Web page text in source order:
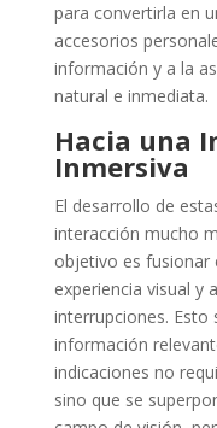
para convertirla en
accesorios
información y a la
natural e inmediata.
Hacia una
Inmersiva
El desarrollo de
interacción mucho
objetivo es fusionar
experiencia visual y
interrupciones. Esto
información
indicaciones no
sino que se